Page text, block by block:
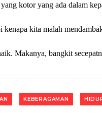
kotor yang ada dalam
kita malah
Makanya, bangkit
KEBERAGAMAN